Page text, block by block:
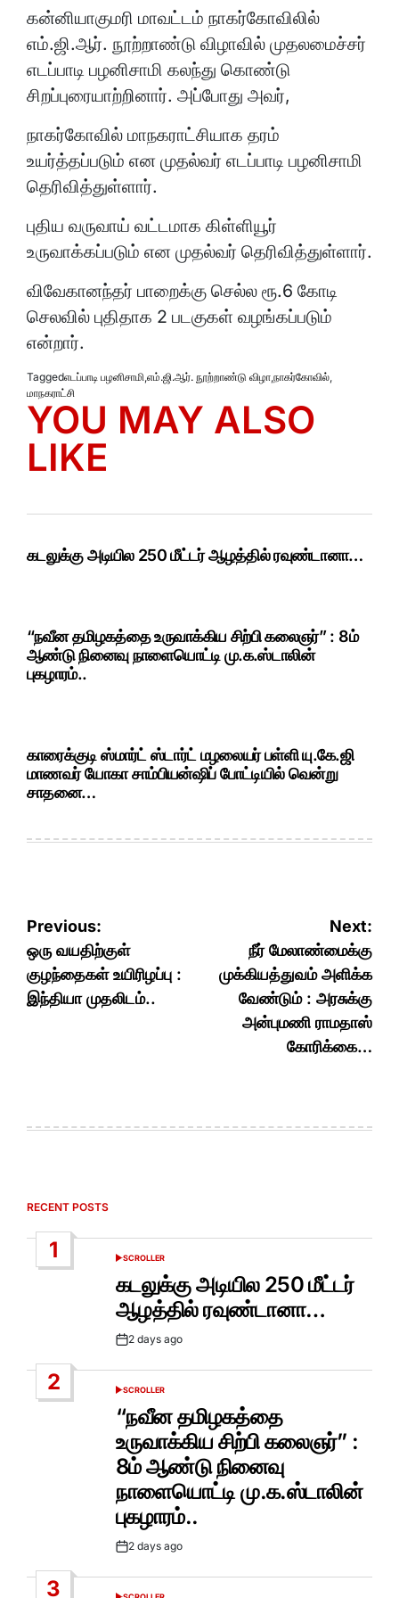
கன்னியாகுமரி மாவட்டம் நாகர்கோவிலில்
எம்.ஜி.ஆர். நூற்றாண்டு விழாவில் முதலமைச்சர்
எடப்பாடி பழனிசாமி கலந்து கொண்டு
சிறப்புரையாற்றினார். அப்போது அவர்,
நாகர்கோவில் மாநகராட்சியாக தரம்
உயர்த்தப்படும் என முதல்வர் எடப்பாடி பழனிசாமி
தெரிவித்துள்ளார்.
புதிய வருவாய் வட்டமாக கிள்ளியூர்
உருவாக்கப்படும் என முதல்வர் தெரிவித்துள்ளார்.
விவேகானந்தர் பாறைக்கு செல்ல ரூ.6 கோடி
செலவில் புதிதாக 2 படகுகள் வழங்கப்படும்
என்றார்.
Taggedஎடப்பாடி பழனிசாமி,எம்.ஜி.ஆர். நூற்றாண்டு விழா,நாகர்கோவில்,
மாநகராட்சி
YOU MAY ALSO
LIKE
கடலுக்கு அடியில 250 மீட்டர் ஆழத்தில் ரவுண்டானா…
“நவீன தமிழகத்தை உருவாக்கிய சிற்பி கலைஞர்” : 8ம்
ஆண்டு நினைவு நாளையொட்டி மு.க.ஸ்டாலின்
புகழாரம்..
காரைக்குடி ஸ்மார்ட் ஸ்டார்ட் மழலையர் பள்ளி யு.கே.ஜி
மாணவர் யோகா சாம்பியன்ஷிப் போட்டியில் வென்று
சாதனை…
Post
navigation
Previous:
ஒரு வயதிற்குள்
குழந்தைகள் உயிரிழப்பு :
இந்தியா முதலிடம்..
Next:
நீர் மேலாண்மைக்கு
முக்கியத்துவம் அளிக்க
வேண்டும் : அரசுக்கு
அன்புமணி ராமதாஸ்
கோரிக்கை…
RECENT POSTS
1
POSTED
SCROLLER
கடலுக்கு அடியில 250 மீட்டர்
ஆழத்தில் ரவுண்டானா…
Post2 days ago
2
POSTED
IN
SCROLLER
“நவீன தமிழகத்தை
உருவாக்கிய சிற்பி கலைஞர்” :
8ம் ஆண்டு நினைவு
நாளையொட்டி மு.க.ஸ்டாலின்
புகழாரம்..
Post2 days ago
3